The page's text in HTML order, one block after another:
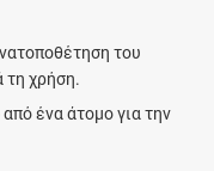
του
χρήση.
ένα άτομο για την